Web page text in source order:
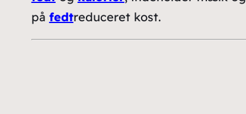
på fedtreduceret kost.